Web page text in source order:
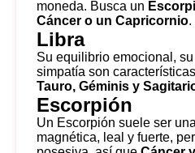
moneda. Busca un
Cáncer o un Capricornio.
Libra
Su equilibrio emocional,
simpatía son
Tauro, Géminis y
Escorpión
Un Escorpión suele ser
magnética, leal y fuerte,